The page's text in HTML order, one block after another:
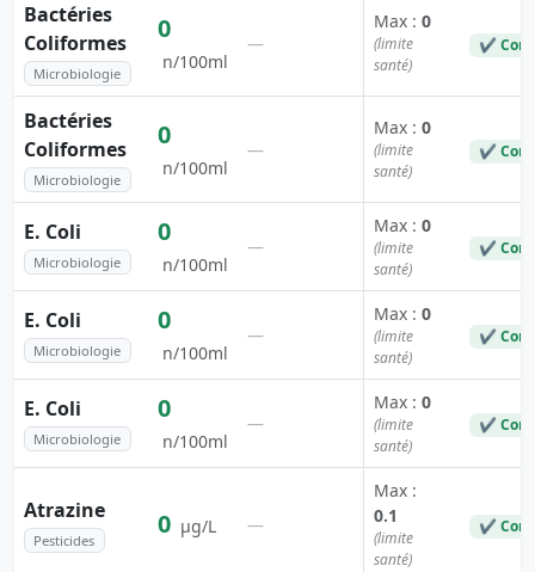
Bactéries
Coliformes
Microbiologie
0
n/100ml
—
Max : 0
(limite
santé)
✔
Bactéries
Coliformes
Microbiologie
0
n/100ml
—
Max : 0
(limite
santé)
✔
E. Coli
Microbiologie
0
n/100ml
—
Max : 0
(limite
santé)
✔
E. Coli
Microbiologie
0
n/100ml
—
Max : 0
(limite
santé)
✔
E. Coli
Microbiologie
0
n/100ml
—
Max : 0
(limite
santé)
✔
Atrazine
Pesticides
0 µg/L —
Max :
0.1
(limite
santé)
✔